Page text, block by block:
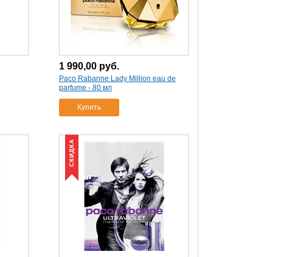
1 990,00 руб.
Paco Rabanne Lady Million eau de
parfume - 80 мл
Купить
СКИДКА